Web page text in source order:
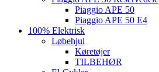
Piaggio APE 50
Piaggio APE 50 E4
100% Elektrisk
Løbehjul
Køretøjer
TILBEHØR